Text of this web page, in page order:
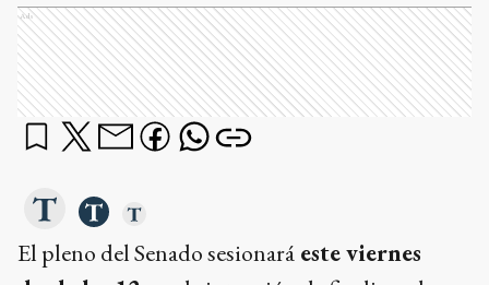
Ads
El pleno del Senado sesionará este viernes